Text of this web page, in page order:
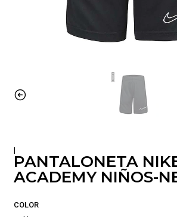
|
PANTALONETA
ACADEMY NIÑOS-
COLOR